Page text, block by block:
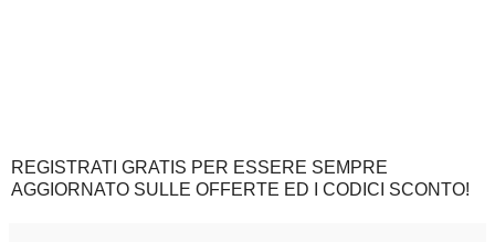
REGISTRATI GRATIS PER ESSERE SEMPRE
AGGIORNATO SULLE OFFERTE ED I CODICI SCONTO!